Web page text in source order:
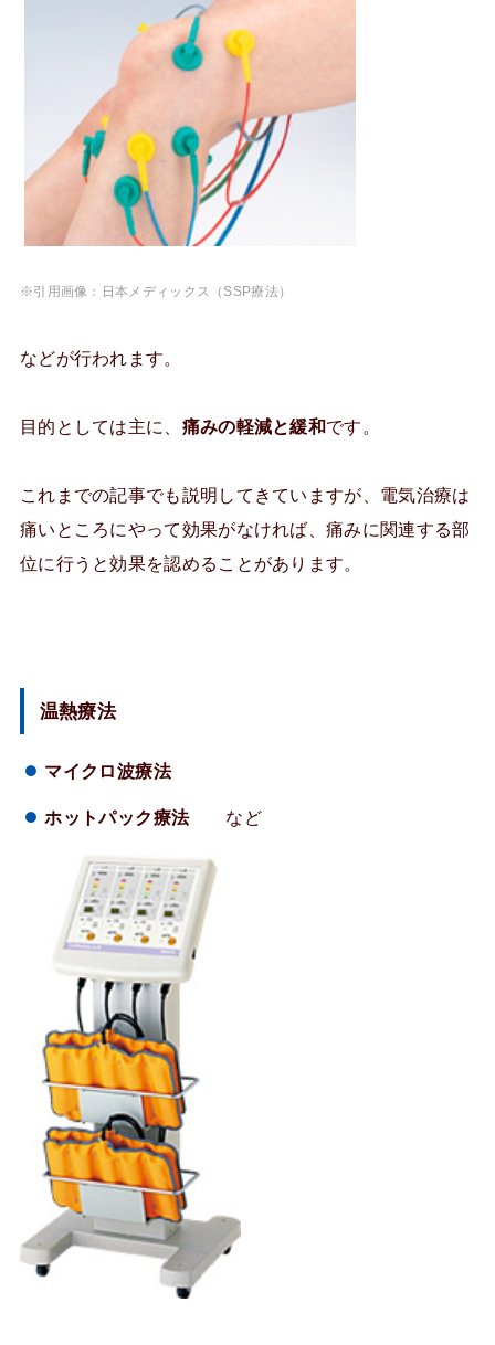
※引用画像：日本メディックス（SSP療法）
などが行われます。
目的としては主に、 痛みの軽減と緩和です。
これまでの記事でも説明してきていますが、電気治療は
痛いところにやって効果がなければ、痛みに関連する部
位に行うと効果を認めることがあります。
温熱療法
マイクロ波療法
ホットパック療法 など